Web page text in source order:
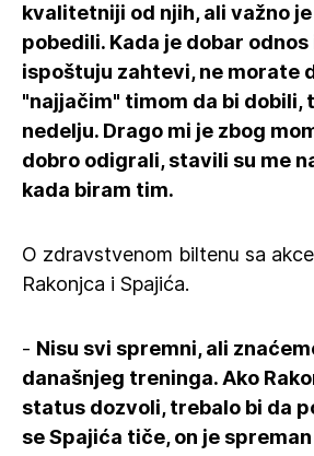
kvalitetniji od njih, ali važno
pobedili. Kada je dobar odnos
ispoštuju zahtevi, ne morate
"najjačim" timom da bi dobili,
nedelju. Drago mi je zbog
dobro odigrali, stavili su me
kada biram tim.
O zdravstvenom biltenu sa
Rakonjca i Spajića.
- Nisu svi spremni, ali
današnjeg treninga. Ako
status dozvoli, trebalo bi da
se Spajića tiče, on je